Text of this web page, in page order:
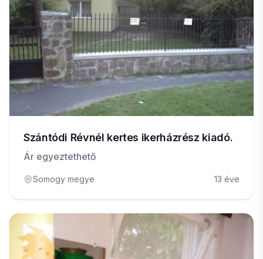
Szántódi Révnél kertes ikerházrész kiadó.
Ár egyeztethető
Somogy megye 13 éve